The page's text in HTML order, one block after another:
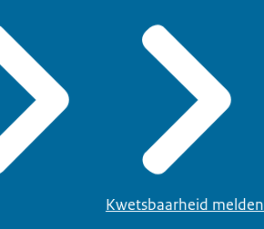
Kwetsbaarheid melden